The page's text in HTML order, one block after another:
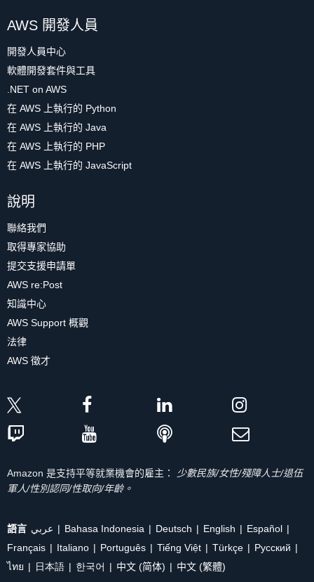
AWS 開發人員
開發人員中心
軟體開發套件與工具
.NET on AWS
在 AWS 上執行的 Python
在 AWS 上執行的 Java
在 AWS 上執行的 PHP
在 AWS 上執行的 JavaScript
說明
聯絡我們
取得專家協助
提交支援申請單
AWS re:Post
知識中心
AWS Support 概觀
法律
AWS 徵才
Amazon 是支持平等就業機會的雇主：
少數民族/女性/殘障人士/退伍
軍人/性別認同/性取向/年齡。
語言 عربي Bahasa Indonesia Deutsch English
Español
Français
Italiano Português Tiếng Việt Türkçe
Ρусский
ไทย
日本語 한국어 中文 (简体) 中文 (繁體)